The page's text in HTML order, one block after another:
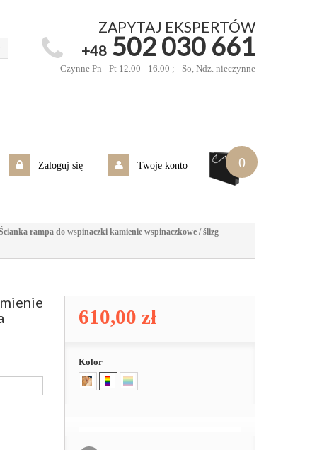
ZAPYTAJ EKSPERTÓW
+48 502 030 661
Czynne Pn - Pt 12.00 - 16.00 ; So, Ndz. nieczynne
0
Zaloguj się Twoje konto
rampa do wspinaczki kamienie wspinaczkowe / ślizg
610,00 zł
Kolor